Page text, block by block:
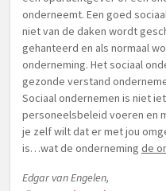
onderneemt. Een goed
niet van de daken wordt
gehanteerd en als normaal
onderneming. Het sociaal
gezonde verstand
Sociaal ondernemen is niet
personeelsbeleid voeren en
je zelf wilt dat er met jou
is…wat de onderneming de
Edgar van Engelen,